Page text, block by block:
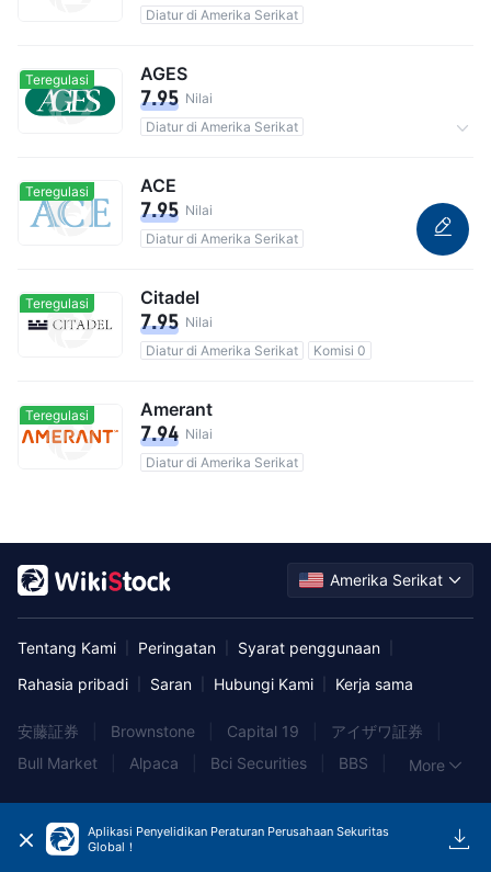
Diatur di Amerika Serikat
Teregulasi AGES
7.95 Nilai
Diatur di Amerika Serikat
Teregulasi ACE
7.95 Nilai
Diatur di Amerika Serikat
Teregulasi Citadel
7.95 Nilai
Diatur di Amerika Serikat
Komisi 0
Teregulasi Amerant
7.94 Nilai
Diatur di Amerika Serikat
Amerika Serikat
Tentang Kami Peringatan Syarat penggunaan
Rahasia pribadi Saran Hubungi Kami Kerja sama
安藤証券 Brownstone Capital 19 アイザワ証券
Bull Market
Alpaca Bci Securities BBS
SageTrader
TradeStation
Nissan Securities
More
Aplikasi Penyelidikan Peraturan Perusahaan Sekuritas
Global！